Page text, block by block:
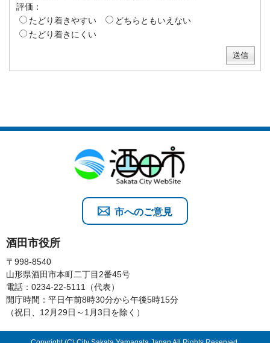
評価：
たどり着きやすい
どちらともいえない
たどり着きにくい
酒田市役所
〒998-8540
山形県酒田市本町二丁目2番45号
電話：0234-22-5111（代表）
開庁時間：平日午前8時30分から午後5時15分
（祝日、12月29日～1月3日を除く）
市へのご意見